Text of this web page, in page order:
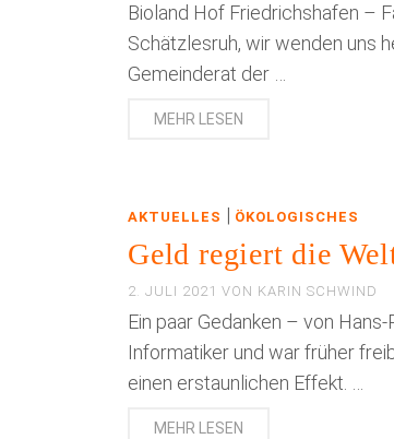
Bioland Hof Friedrichshafen –
Schätzlesruh, wir wenden uns
Gemeinderat der …
MEHR LESEN
AKTUELLES | ÖKOLOGISCHES
Geld regiert die
2. JULI 2021 VON KARIN SCHWIND
Ein paar Gedanken – von
Informatiker und war früher
einen erstaunlichen Effekt. …
MEHR LESEN